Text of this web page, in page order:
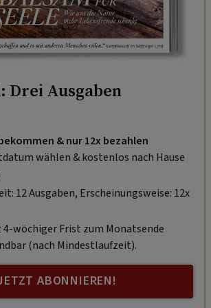
Drei Ausgaben
& nur 12x bezahlen
wählen & kostenlos nach Hause
12 Ausgaben, Erscheinungsweise: 12x
wöchiger Frist zum Monatsende
(nach Mindestlaufzeit).
ABONNIEREN!